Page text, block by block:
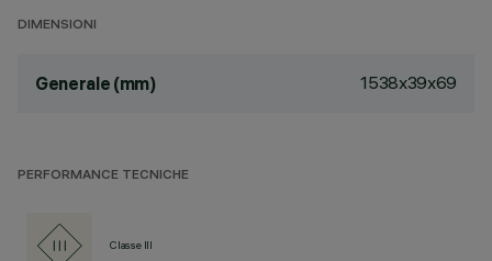
DIMENSIONI
Generale (mm) 1538x39x69
PERFORMANCE TECNICHE
Classe III